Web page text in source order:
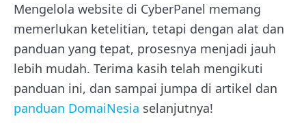
Mengelola website di CyberPanel memang
memerlukan ketelitian, tetapi dengan alat dan
panduan yang tepat, prosesnya menjadi jauh
lebih mudah. Terima kasih telah mengikuti
panduan ini, dan sampai jumpa di artikel dan
panduan DomaiNesia selanjutnya!